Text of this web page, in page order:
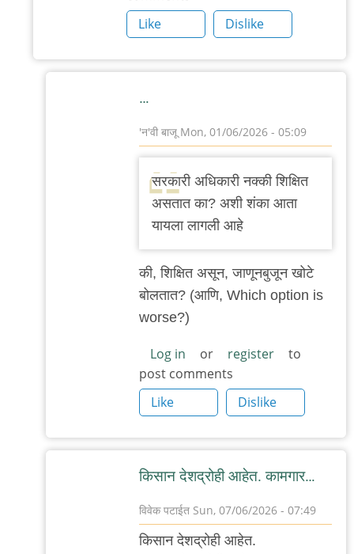
Like
Dislike
…
'न'वी बाजूMon, 01/06/2026 - 05:09
reply
to
ह्या
लोक
आता
Rajesh188
सरकारी अधिकारी नक्की शिक्षित
असतात का? अशी शंका आता
यायला लागली आहे
की, शिक्षित असून, जाणूनबुजून खोटे
बोलतात? (आणि, Which option is
worse?)
Log in or register
to
post comments
Like
Dislike
किसान देशद्रोही आहेत. कामगार…
विवेक पटाईत Sun, 07/06/2026 - 07:49
In
किसान देशद्रोही आहेत.